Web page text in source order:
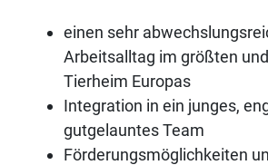
einen sehr
Arbeitsalltag im größten
Tierheim Europas
Integration in ein junges,
gutgelauntes Team
Förderungsmöglichkeiten